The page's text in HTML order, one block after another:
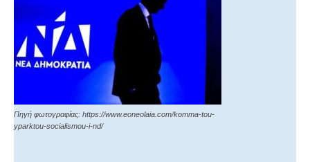
Πηγή φωτογραφίας: https://www.eoneolaia.com/komma-tou-
yparktou-socialismou-i-nd/